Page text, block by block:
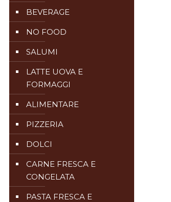
BEVERAGE
NO FOOD
SALUMI
LATTE UOVA E
FORMAGGI
ALIMENTARE
PIZZERIA
DOLCI
CARNE FRESCA E
CONGELATA
PASTA FRESCA E